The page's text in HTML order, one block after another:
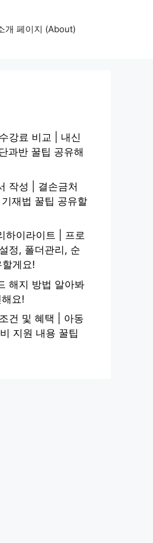
개 페이지 (About)
강료 비교 | 내신
과반 꿀팁 공유해
작성 | 결손금처
재법 꿀팁 공유할
하이라이트 | 프로
정, 폴더관리, 순
게요!
해지 방법 알아봐
요!
건 및 혜택 | 아동
지원 내용 꿀팁